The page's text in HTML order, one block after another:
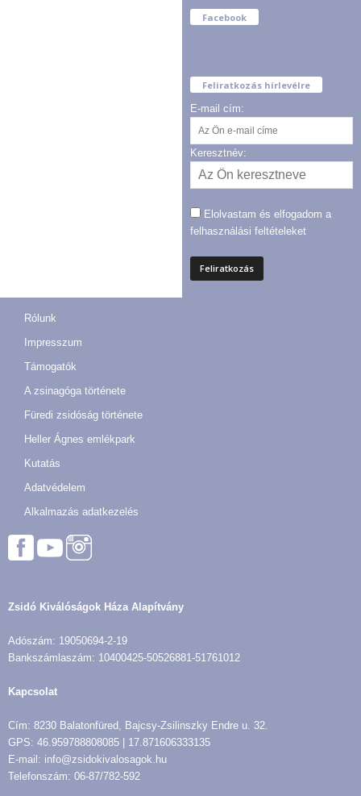
Facebook
Feliratkozás hírlevélre
E-mail cím:
Keresztnév:
Elolvastam és elfogadom a
felhasználási feltételeket
Rólunk
Impresszum
Támogatók
A zsinagóga története
Füredi zsidóság története
Heller Ágnes emlékpark
Kutatás
Adatvédelem
Alkalmazás adatkezelés
Zsidó Kiválóságok Háza Alapítvány
Adószám: 19050694-2-19
Bankszámlaszám: 10400425-50526881-51761012
Kapcsolat
Cím: 8230 Balatonfüred, Bajcsy-Zsilinszky Endre u. 32.
GPS: 46.959788808085 | 17.871606333135
E-mail: info@zsidokivalosagok.hu
Telefonszám: 06-87/782-592